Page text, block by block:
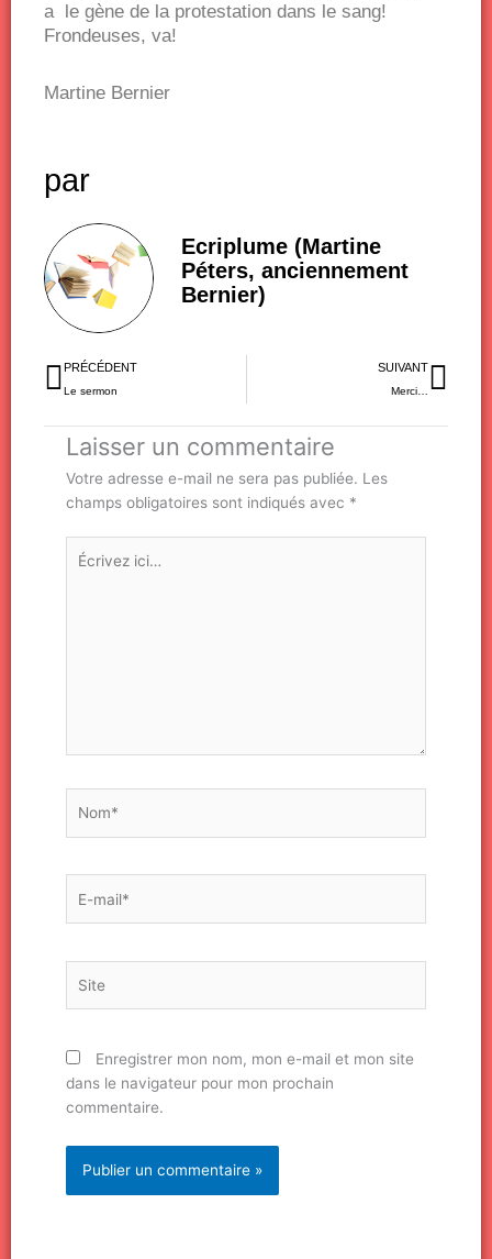
a le gène de la protestation dans le sang!
Frondeuses, va!
Martine Bernier
par
Ecriplume (Martine
Péters, anciennement
Bernier)
Précédent
PRÉCÉDENT
Le sermon
SUIVANT
Merci…
Laisser un commentaire
Votre adresse e-mail ne sera pas publiée. Les
champs obligatoires sont indiqués avec *
Écrivez
ici…
mail*
Enregistrer mon nom, mon e-mail et mon site
dans le navigateur pour mon prochain
commentaire.